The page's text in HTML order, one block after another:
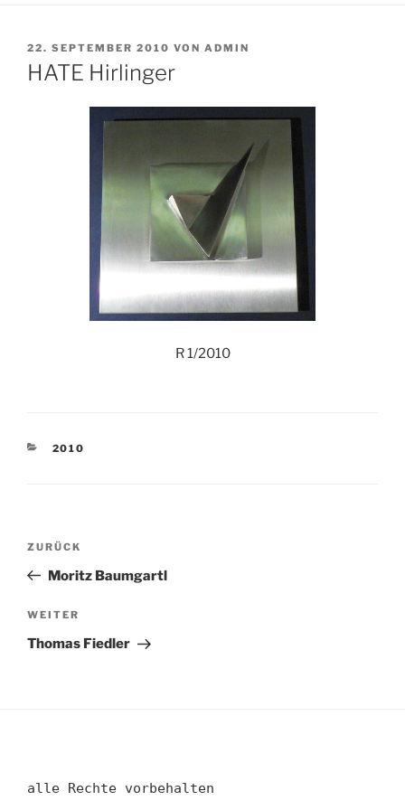
VERÖFFENTLICHT
AM
22. SEPTEMBER 2010 VON ADMIN
HATE Hirlinger
R 1/2010
KATEGORIEN
2010
Beitragsnavigation
Vorheriger
Beitrag
ZURÜCK
Moritz Baumgartl
Nächster
Beitrag
WEITER
Thomas Fiedler
alle Rechte vorbehalten